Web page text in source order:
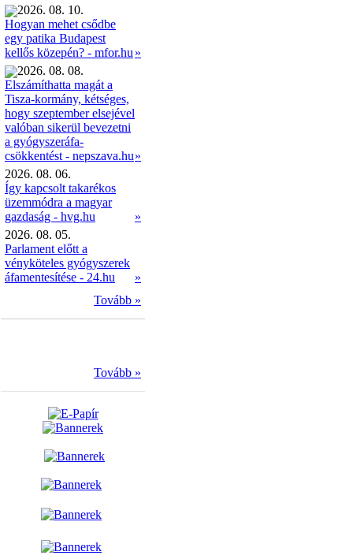
2026. 08. 10.
Hogyan mehet csődbe
egy patika Budapest
kellős közepén? - mfor.hu »
2026. 08. 08.
Elszámíthatta magát a
Tisza-kormány, kétséges,
hogy szeptember elsejével
valóban sikerül bevezetni
a gyógyszeráfa-
csökkentést - nepszava.hu»
2026. 08. 06.
Így kapcsolt takarékos
üzemmódra a magyar
gazdaság - hvg.hu
»
2026. 08. 05.
Parlament előtt a
vényköteles gyógyszerek
áfamentesítése - 24.hu
»
Tovább »
Tovább »